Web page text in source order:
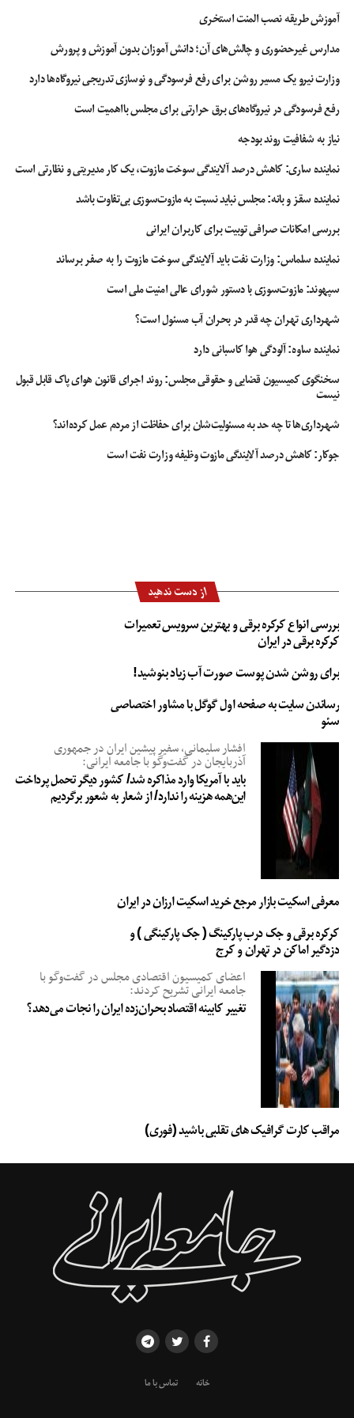
آموزش طریقه نصب المنت استخری
مدارس غیرحضوری و چالش‌های آن؛ دانش آموزان بدون آموزش و پرورش
وزارت نیرو یک مسیر روشن برای رفع فرسودگی و نوسازی تدریجی نیروگاه‌ها دارد
رفع فرسودگی در نیروگاه‌های برق حرارتی برای مجلس بااهمیت است
نیاز به شفافیت روند بودجه
نماینده ساری: کاهش درصد آلایندگی سوخت مازوت، یک کار مدیریتی و نظارتی است
نماینده سقز و بانه: مجلس نباید نسبت به مازوت‌سوزی بی‌تفاوت باشد
بررسی امکانات صرافی توبیت برای کاربران ایرانی
نماینده سلماس: وزارت نفت باید آلایندگی سوخت مازوت را به صفر برساند
سپهوند:‌ مازوت‌سوزی با دستور شورای عالی امنیت ملی است
شهرداری تهران چه قدر در بحران آب مسئول است؟
نماینده ساوه: آلودگی هوا کاسبانی دارد
سخنگوی کمیسیون قضایی و حقوقی مجلس: روند اجرای قانون هوای پاک قابل قبول
نیست
شهرداری‌ها تا چه حد به مسئولیت‌شان برای حفاظت از مردم عمل کرده‌اند؟
جوکار: کاهش درصد آلایندگی مازوت وظیفه وزارت نفت است
از دست ندهید
بررسی انواع کرکره برقی و بهترین سرویس تعمیرات
کرکره برقی در ایران
برای روشن شدن پوست صورت آب زیاد بنوشید!
رساندن سایت به صفحه اول گوگل با مشاور اختصاصی
سئو
افشار سلیمانی، سفیر پیشین ایران در جمهوری
آذربایجان در گفت‌وگو با جامعه ایرانی:
باید با آمریکا وارد مذاکره شد/ کشور دیگر تحمل پرداخت
این‌همه هزینه را ندارد/ از شعار به شعور برگردیم
معرفی اسکیت بازار مرجع خرید اسکیت ارزان در ایران
کرکره برقی و جک درب پارکینگ ( جک پارکینگی ) و
دزدگیر اماکن در تهران و کرج
اعضای کمیسیون اقتصادی مجلس در گفت‌وگو با
جامعه ایرانی تشریح کردند:
تغییر کابینه اقتصاد بحران‌زده ایران را نجات می‌دهد؟
مراقب کارت گرافیک های تقلبی باشید (فوری)
خانه تماس با ما